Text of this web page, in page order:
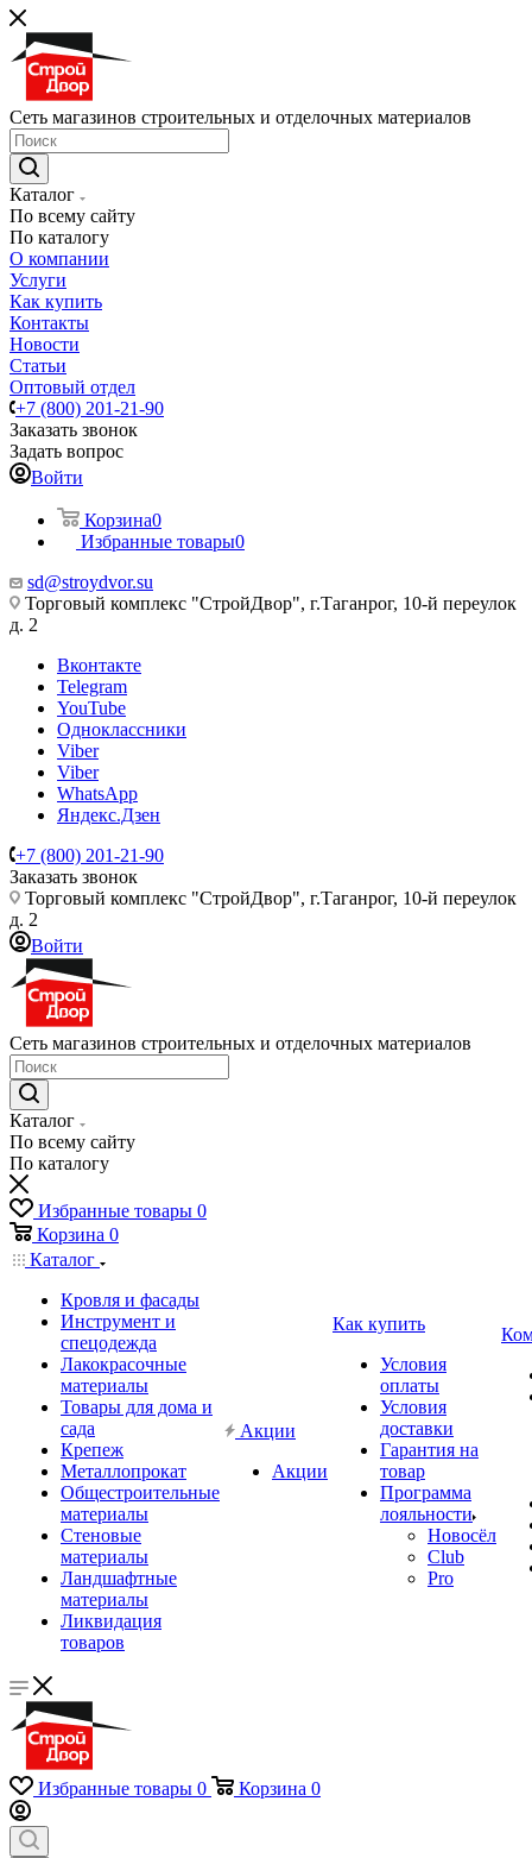
Сеть магазинов строительных и отделочных материалов
Каталог
По всему сайту
По каталогу
О компании
Услуги
Как купить
Контакты
Новости
Статьи
Оптовый отдел
+7 (800) 201-21-90
Заказать звонок
Задать вопрос
Войти
Корзина0
Избранные товары0
sd@stroydvor.su
Торговый комплекс "СтройДвор", г.Таганрог, 10-й переулок
д. 2
Вконтакте
Telegram
YouTube
Одноклассники
Viber
Viber
WhatsApp
Яндекс.Дзен
+7 (800) 201-21-90
Заказать звонок
Торговый комплекс "СтройДвор", г.Таганрог, 10-й переулок
д. 2
Войти
Сеть магазинов строительных и отделочных материалов
Каталог
По всему сайту
По каталогу
Избранные товары 0
Корзина 0
Каталог
Кровля и фасады
Инструмент и
спецодежда
Лакокрасочные
материалы
Товары для дома и
сада
Крепеж
Металлопрокат
Общестроительные
материалы
Стеновые
материалы
Ландшафтные
материалы
Ликвидация
товаров
Акции
Акции
Как купить
Условия
оплаты
Условия
доставки
Гарантия на
товар
Программа
лояльности
Новосёл
Club
Pro
Избранные товары 0 Корзина 0